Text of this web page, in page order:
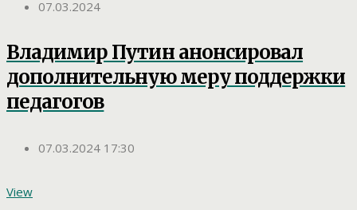
07.03.2024
Владимир Путин анонсировал
дополнительную меру поддержки
педагогов
07.03.2024 17:30
View